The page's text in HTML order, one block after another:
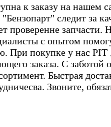
к заказу на нашем
следит за
проверенне запчасти.
с опытом
При покупке у нас PIT
заказа. С заботой
Быстрая
Звоните,